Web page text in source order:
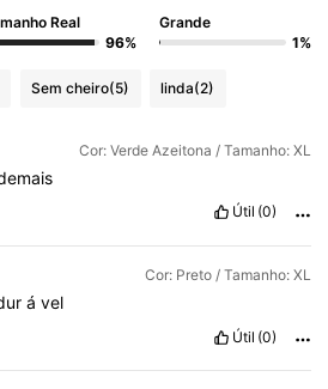
Real
96%
Grande
1%
Sem cheiro(5) linda(2)
Cor: Verde Azeitona / Tamanho: XL
Útil (0)
Cor: Preto / Tamanho: XL
ável
Útil (0)